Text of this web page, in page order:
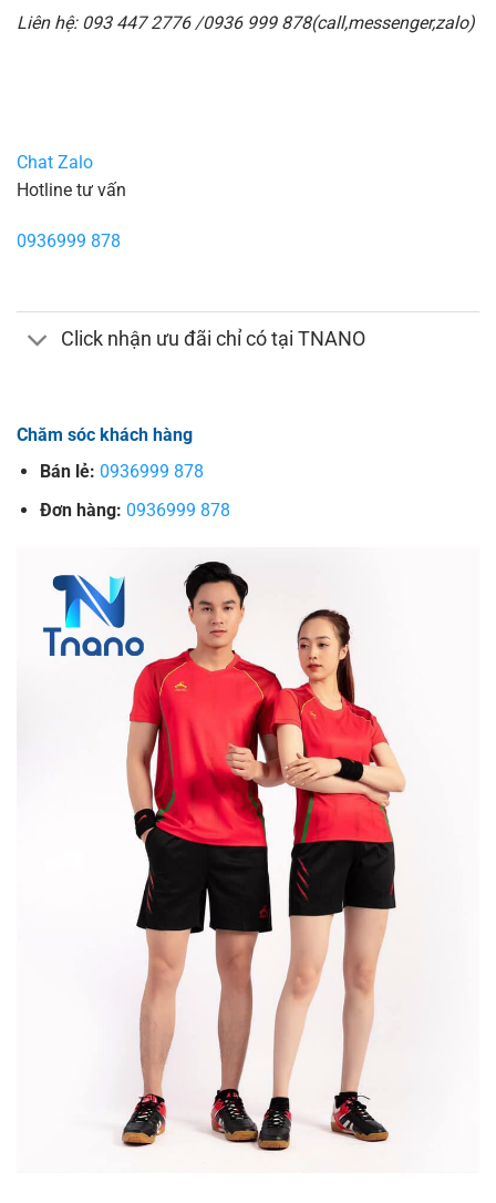
Liên hệ: 093 447 2776 /0936 999 878(call,messenger,zalo)
Chat Zalo
Hotline tư vấn
0936999 878
Click nhận ưu đãi chỉ có tại TNANO
Chăm sóc khách hàng
Bán lẻ: 0936999 878
Đơn hàng: 0936999 878